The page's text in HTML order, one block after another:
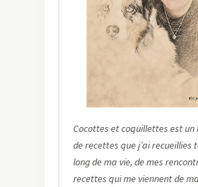
Cocottes et coquillettes est un
de recettes que j’ai recueillies
long de ma vie, de mes
recettes qui me viennent de